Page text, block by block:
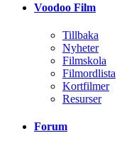
Voodoo Film
Tillbaka
Nyheter
Filmskola
Filmordlista
Kortfilmer
Resurser
Forum